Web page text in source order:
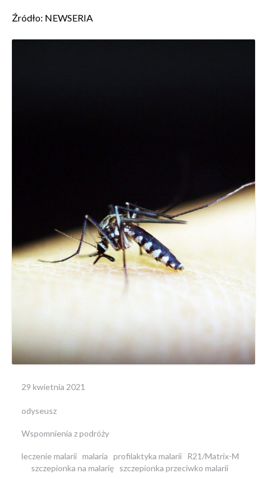
Źródło: NEWSERIA
29 kwietnia 2021
odyseusz
Wspomnienia z podróży
leczenie malarii malaria profilaktyka malarii R21/Matrix-M
szczepionka na malarię szczepionka przeciwko malarii